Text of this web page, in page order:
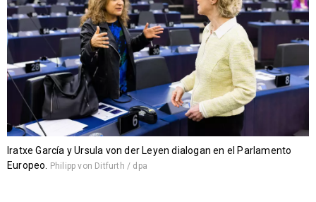
Iratxe García y Ursula von der Leyen dialogan en el Parlamento
Europeo.
Philipp von Ditfurth / dpa